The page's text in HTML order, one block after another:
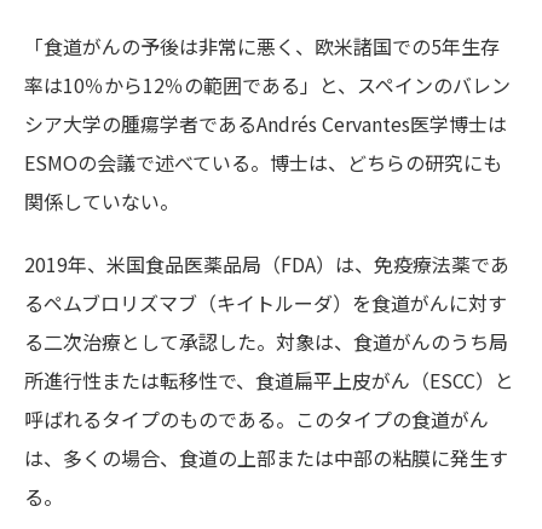
「食道がんの予後は非常に悪く、欧米諸国での5年生存
率は10％から12％の範囲である」と、スペインのバレン
シア大学の腫瘍学者であるAndrés Cervantes医学博士は
ESMOの会議で述べている。博士は、どちらの研究にも
関係していない。
2019年、米国食品医薬品局（FDA）は、免疫療法薬であ
るペムブロリズマブ（キイトルーダ）を食道がんに対す
る二次治療として承認した。対象は、食道がんのうち局
所進行性または転移性で、食道扁平上皮がん（ESCC）と
呼ばれるタイプのものである。このタイプの食道がん
は、多くの場合、食道の上部または中部の粘膜に発生す
る。